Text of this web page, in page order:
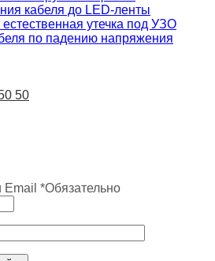
кабеля до LED-ленты
утечка под УЗО
по падению напряжения
50
Email *Обязательно